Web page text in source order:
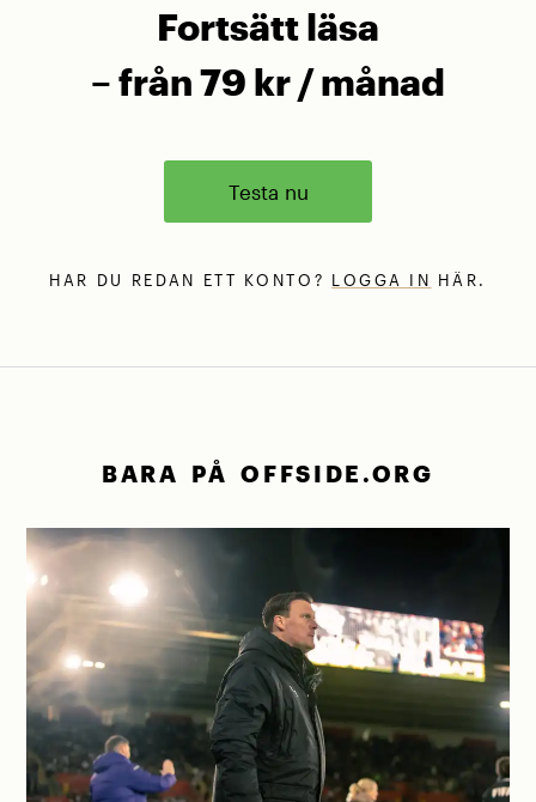
Fortsätt läsa
– från 79 kr / månad
Testa nu
HAR DU REDAN ETT KONTO? LOGGA IN HÄR.
BARA PÅ OFFSIDE.ORG